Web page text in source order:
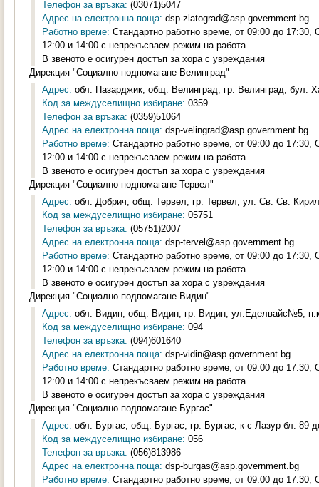
Телефон за връзка: (03071)5047
Адрес на електронна поща: dsp-zlatograd@asp.government.bg
Работно време: Стандартно работно време, от 09:00 до
12:00 и 14:00 с непрекъсваем режим на работа
В звеното е осигурен достъп за хора с увреждания
Дирекция "Социално подпомагане-Велинград"
Адрес: обл. Пазарджик, общ. Велинград, гр. Велинград, бул.
Код за междуселищно избиране: 0359
Телефон за връзка: (0359)51064
Адрес на електронна поща: dsp-velingrad@asp.government.bg
Работно време: Стандартно работно време, от 09:00 до
12:00 и 14:00 с непрекъсваем режим на работа
В звеното е осигурен достъп за хора с увреждания
Дирекция "Социално подпомагане-Тервел"
Адрес: обл. Добрич, общ. Тервел, гр. Тервел, ул. Св. Св.
Код за междуселищно избиране: 05751
Телефон за връзка: (05751)2007
Адрес на електронна поща: dsp-tervel@asp.government.bg
Работно време: Стандартно работно време, от 09:00 до
12:00 и 14:00 с непрекъсваем режим на работа
В звеното е осигурен достъп за хора с увреждания
Дирекция "Социално подпомагане-Видин"
Адрес: обл. Видин, общ. Видин, гр. Видин, ул.Еделвайс№5,
Код за междуселищно избиране: 094
Телефон за връзка: (094)601640
Адрес на електронна поща: dsp-vidin@asp.government.bg
Работно време: Стандартно работно време, от 09:00 до
12:00 и 14:00 с непрекъсваем режим на работа
В звеното е осигурен достъп за хора с увреждания
Дирекция "Социално подпомагане-Бургас"
Адрес: обл. Бургас, общ. Бургас, гр. Бургас, к-с Лазур бл. 89
Код за междуселищно избиране: 056
Телефон за връзка: (056)813986
Адрес на електронна поща: dsp-burgas@asp.government.bg
Работно време: Стандартно работно време, от 09:00 до